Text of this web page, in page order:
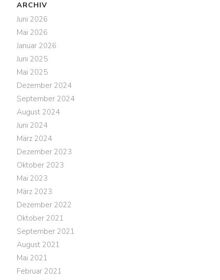
ARCHIV
Juni 2026
Mai 2026
Januar 2026
Juni 2025
Mai 2025
Dezember 2024
September 2024
August 2024
Juni 2024
März 2024
Dezember 2023
Oktober 2023
Mai 2023
März 2023
Dezember 2022
Oktober 2021
September 2021
August 2021
Mai 2021
Februar 2021